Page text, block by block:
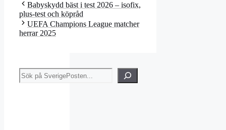
Babyskydd bäst i test 2026 – isofix,
plus-test och köpråd
UEFA Champions League matcher
herrar 2025
Sök